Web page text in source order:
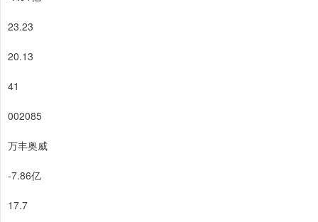
23.23
20.13
41
002085
万丰奥威
-7.86亿
17.7